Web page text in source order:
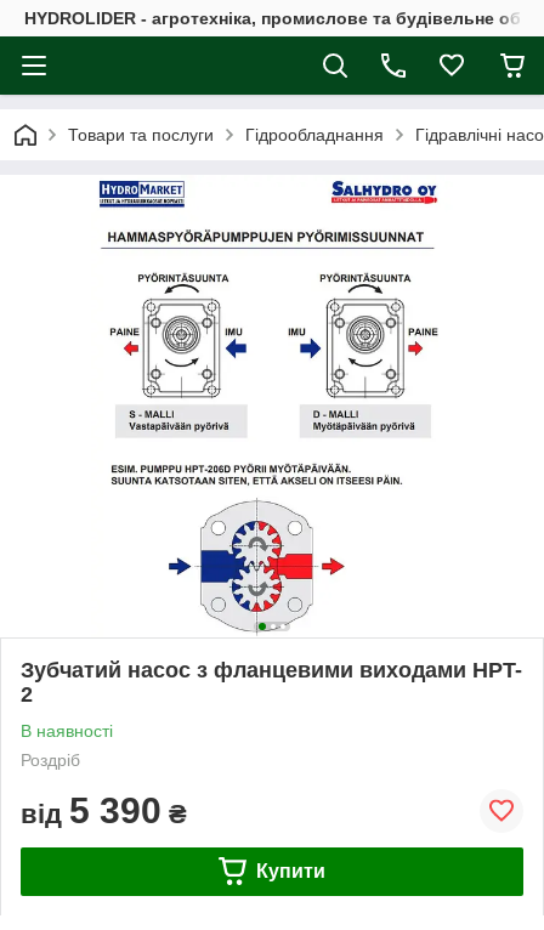
HYDROLIDER - агротехніка, промислове та будівельне
Товари та послуги Гідрообладнання Гідравлічні
Зубчатий насос з фланцевими виходами HPT-
2
В наявності
Роздріб
від 5 390 ₴
Купити